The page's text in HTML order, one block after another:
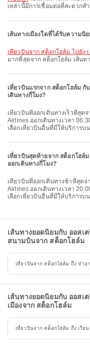
เหล่านี้มีการเชื่อมต่อที่สะดวกส
เส้นทางเมืองใดที่ได้รับความนิ
เที่ยวบินจาก สต็อกโฮล์ม ไปยัง
มากที่สุดจาก สต็อกโฮล์ม เส้นท
เที่ยวบินแรกจาก สต็อกโฮล์ม กั
เดินทางกี่โมง?
เที่ยวบินที่ออกเดินทางเร็วที่สุดจาก สต็อกโฮล์ม กับ ออสเตรียนแอร์ไลน์ / Austrian
Airlines ออกเดินทางเวลา
เลือกเที่ยวบินอื่นที่มีให้บริการบ
เที่ยวบินสุดท้ายจาก สต็อกโฮล์
ออกเดินทางกี่โมง?
เที่ยวบินที่ออกเดินทางช้าที่สุดจาก สต็อกโฮล์ม กับ ออสเตรียนแอร์ไลน์ / Austrian
Airlines ออกเดินทางเวลา
เลือกเที่ยวบินอื่นที่มีให้บริการบ
เส้นทางยอดนิยมกับ ออส
สนามบินจาก สต็อกโฮล์ม
เที่ยวบินจาก สต็อกโฮล์ม ถึง ท่า
เส้นทางยอดนิยมกับ ออส
เมืองจาก สต็อกโฮล์ม
เที่ยวบินจาก สต็อกโฮล์ม ถึง เวีย